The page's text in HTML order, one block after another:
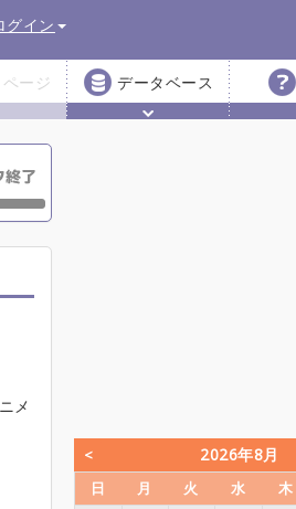
グイン
ージ データベース
メ
2026年8月
日 月 火 水 木